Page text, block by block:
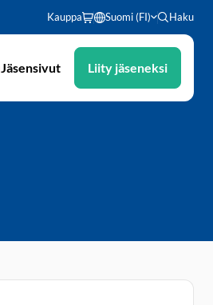
Kauppa Suomi (FI) Haku
Jäsensivut Liity jäseneksi